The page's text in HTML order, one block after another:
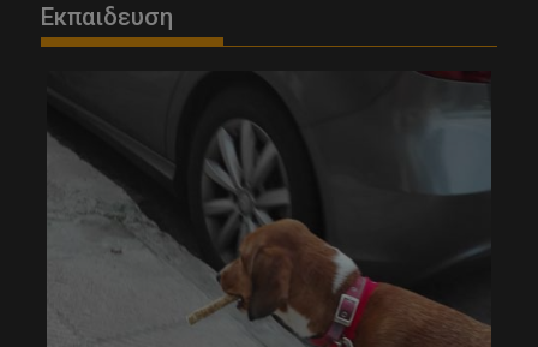
Εκπαιδευση